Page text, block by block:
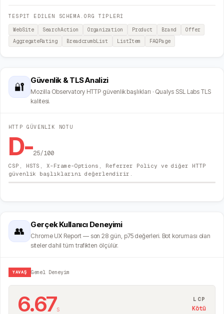
TESPİT EDİLEN SCHEMA.ORG TİPLERİ
WebSite SearchAction Organization Product Brand
Offer
AggregateRating
BreadcrumbList ListItem FAQPage
🔐
Güvenlik & TLS Analizi
Mozilla Observatory HTTP güvenlik başlıkları · Qualys SSL Labs TLS
kalitesi.
HTTP GÜVENLIK NOTU
D-25/100
CSP, HSTS, X-Frame-Options, Referrer Policy ve diğer HTTP
güvenlik başlıklarını değerlendirir.
👥
Gerçek Kullanıcı Deneyimi
Chrome UX Report — son 28 gün, p75 değerleri. Bot koruması olan
siteler dahil tüm trafikten ölçülür.
YAVAŞ Genel Deneyim
6.67s
LCP
Kötü